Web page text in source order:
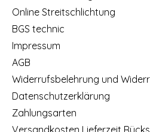
Online Streitschlichtung
BGS technic
Impressum
AGB
Widerrufsbelehrung und
Datenschutzerklärung
Zahlungsarten
Versandkosten Lieferzeit